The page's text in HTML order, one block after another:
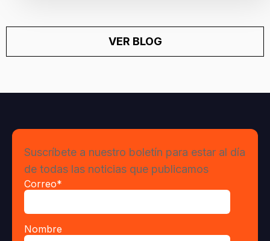
VER BLOG
Suscríbete a nuestro boletín para estar al día
de todas las noticias que publicamos
Correo*
Nombre